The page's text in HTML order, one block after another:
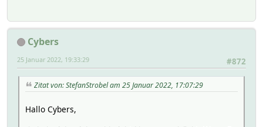
Cybers
#872
25 Januar 2022, 19:33:29
Zitat von: StefanStrobel am 25 Januar 2022, 17:07:29
Hallo Cybers,